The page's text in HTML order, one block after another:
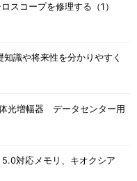
スコープを修理する（1）
識や将来性を分かりやすく
光増幅器 データセンター用
対応メモリ、キオクシア